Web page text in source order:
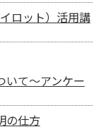
ロット）活用講
いて～アンケー
の仕方